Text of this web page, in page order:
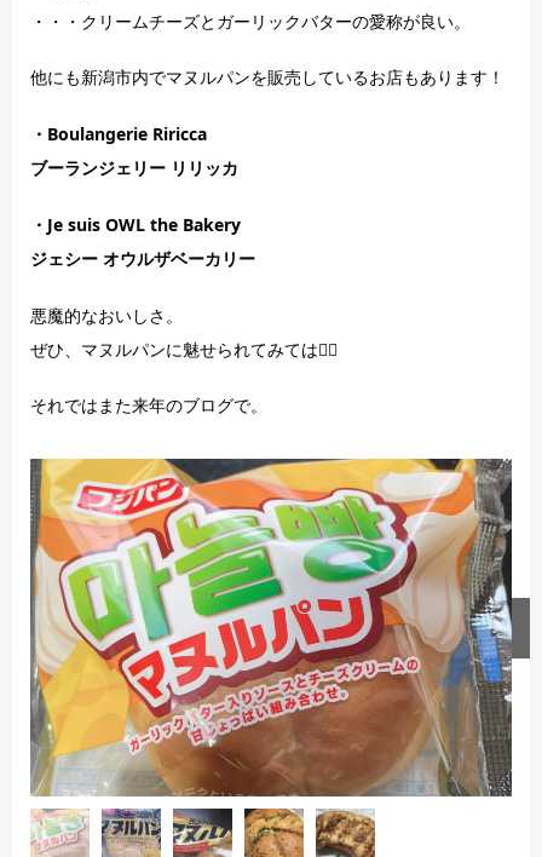
・・・クリームチーズとガーリックバターの愛称が良い。
他にも新潟市内でマヌルパンを販売しているお店もあります！
・Boulangerie Riricca
ブーランジェリー リリッカ
・Je suis OWL the Bakery
ジェシー オウルザベーカリー
悪魔的なおいしさ。
ぜひ、マヌルパンに魅せられてみては💁‍♂️
それではまた来年のブログで。